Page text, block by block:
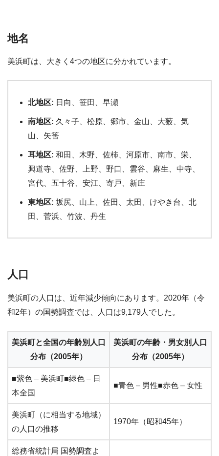
地名
美浜町は、大きく4つの地区に分かれています。
北地区: 日向、笹田、早瀬
南地区: 久々子、松原、郷市、金山、大薮、気
山、矢筈
耳地区: 和田、木野、佐柿、河原市、南市、栄、
興道寺、佐野、上野、野口、雲谷、麻生、中寺、
宮代、五十谷、安江、寄戸、新庄
東地区: 坂尻、山上、佐田、太田、けやき台、北
田、菅浜、竹波、丹生
人口
美浜町の人口は、近年減少傾向にあります。2020年（令
和2年）の国勢調査では、人口は9,179人でした。
美浜町と全国の年齢別人口
分布（2005年）
美浜町の年齢・男女別人口
分布（2005年）
■紫色 – 美浜町■緑色 – 日
本全国
■青色 – 男性■赤色 – 女性
美浜町（に相当する地域）
の人口の推移
1970年（昭和45年）
総務省統計局 国勢調査よ